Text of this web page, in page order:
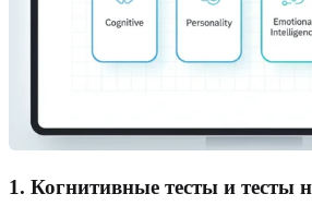
1. Когнитивные тесты и тесты